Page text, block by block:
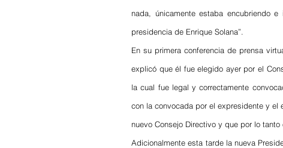
nada, únicamente estaba encubriendo
presidencia de Enrique Solana”.
En su primera conferencia de prensa
explicó que él fue elegido ayer por el
la cual fue legal y correctamente
con la convocada por el expresidente y el
nuevo Consejo Directivo y que por lo tanto
Adicionalmente esta tarde la nueva